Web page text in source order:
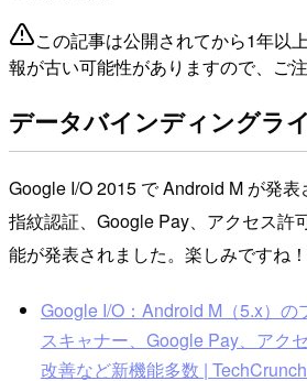
この記事は公開されてから1年以
報が古い可能性がありますので、ご注
データバインディングラ
Google I/O 2015 で Android M が発
指紋認証、Google Pay、アクセス許
能が発表されました。楽しみですね！
Google I/O：Android M（5.x）
スキャナー、Google Pay、アク
改善など新機能多数 |